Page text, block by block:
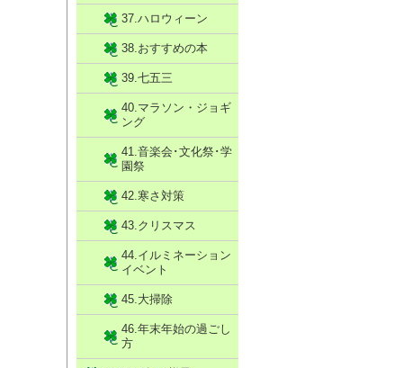
37.ハロウィーン
38.おすすめの本
39.七五三
40.マラソン・ジョギ
ング
41.音楽会･文化祭･学
園祭
42.寒さ対策
43.クリスマス
44.イルミネーション
イベント
45.大掃除
46.年末年始の過ごし
方